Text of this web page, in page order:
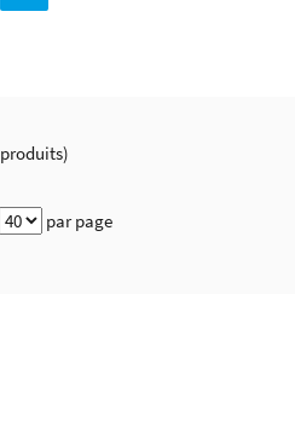
produits)
par page